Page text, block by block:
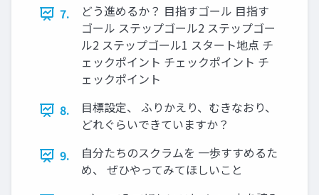
7.
どう進めるか？ 目指すゴール 目指す
ゴール ステップゴール2 ステップゴー
ル2 ステップゴール1 スタート地点 チ
ェックポイント チェックポイント チ
ェックポイント
8.
目標設定、 ふりかえり、むきなおり、
どれぐらいできていますか？
9.
自分たちのスクラムを 一歩すすめるた
め、 ぜひやってみてほしいこと